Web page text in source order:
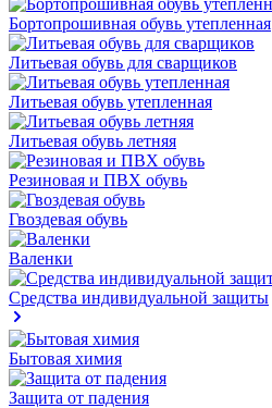
Бортопрошивная обувь утепленная
Литьевая обувь для сварщиков
Литьевая обувь утепленная
Литьевая обувь летняя
Резиновая и ПВХ обувь
Гвоздевая обувь
Валенки
Средства индивидуальной защиты
Бытовая химия
Защита от падения